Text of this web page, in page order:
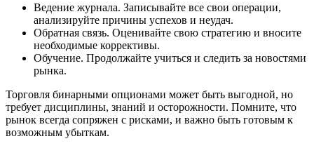
Ведение журнала. Записывайте все свои операции,
анализируйте причины успехов и неудач.
Обратная связь. Оценивайте свою стратегию и вносите
необходимые коррективы.
Обучение. Продолжайте учиться и следить за новостями
рынка.
Торговля бинарными опционами может быть выгодной, но
требует дисциплины, знаний и осторожности. Помните, что
рынок всегда сопряжен с рисками, и важно быть готовым к
возможным убыткам.